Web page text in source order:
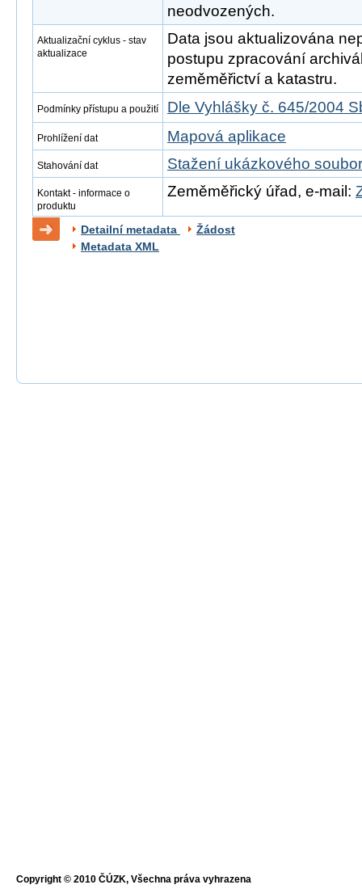
neodvozených.
Aktualizační cyklus - stav
aktualizace
Data jsou aktualizována
postupu zpracování
zeměměřictví a katastru.
Podmínky přístupu a použití Dle Vyhlášky č. 645/2004
Prohlížení dat Mapová aplikace
Stahování dat Stažení ukázkového
Kontakt - informace o
produktu
Zeměměřický úřad, e-mail:
Detailní metadata
Žádost
Metadata XML
Copyright © 2010 ČÚZK, Všechna práva vyhrazena